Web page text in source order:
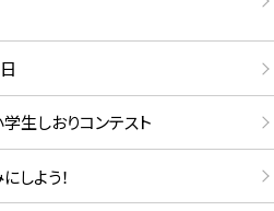
生しおりコンテスト
しよう！